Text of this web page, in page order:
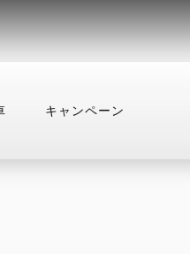
キャンペーン